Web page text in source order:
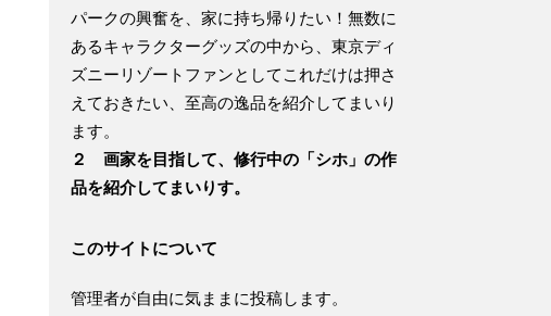
パークの興奮を、家に持ち帰りたい！無数に
あるキャラクターグッズの中から、東京ディ
ズニーリゾートファンとしてこれだけは押さ
えておきたい、至高の逸品を紹介してまいり
ます。
２ 画家を目指して、修行中の「シホ」の作
品を紹介してまいりす。
このサイトについて
管理者が自由に気ままに投稿します。